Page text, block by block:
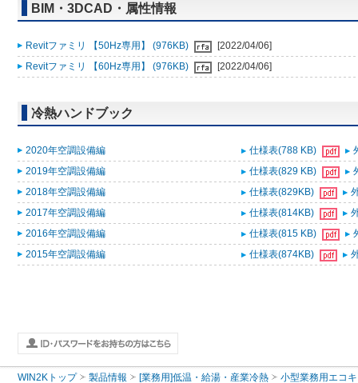
BIM・3DCAD・属性情報
Revitファミリ 【50Hz専用】 (976KB)
[2022/04/06]
Revitファミリ 【60Hz専用】 (976KB)
[2022/04/06]
冷熱ハンドブック
2020年空調設備編 仕様表(788 KB)
2019年空調設備編
仕様表(829 KB)
2018年空調設備編
仕様表(829KB)
2017年空調設備編
仕様表(814KB)
2016年空調設備編
仕様表(815 KB)
2015年空調設備編
仕様表(874KB)
WIN2Kトップ 製品情報 [業務用]低温・給湯・産業冷熱 小型業務用エコ